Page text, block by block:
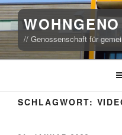
Zum
Inhalt
springen
WOHNGENO
// Genossenschaft für
SCHLAGWORT: